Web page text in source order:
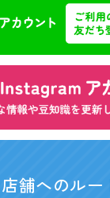
舗へのルー